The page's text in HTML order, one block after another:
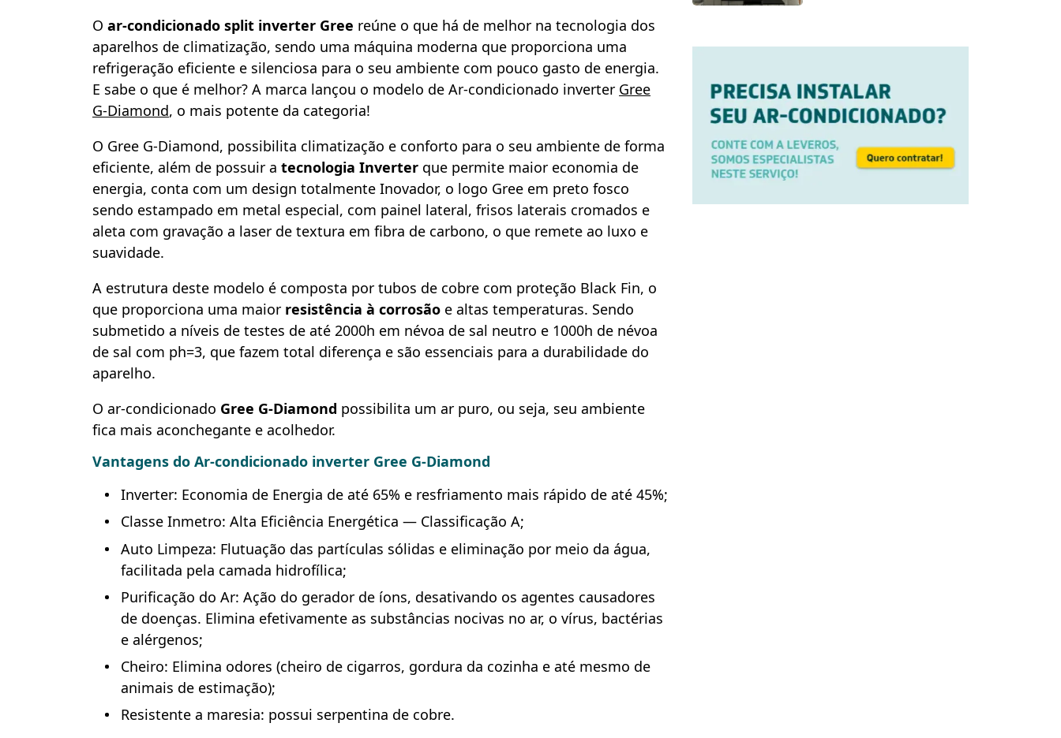
O ar-condicionado split inverter Gree reúne o que há de melhor na tecnologia dos
aparelhos de climatização, sendo uma máquina moderna que proporciona uma
refrigeração eficiente e silenciosa para o seu ambiente com pouco gasto de energia.
E sabe o que é melhor? A marca lançou o modelo de Ar-condicionado inverter Gree
G-Diamond, o mais potente da categoria!
O Gree G-Diamond, possibilita climatização e conforto para o seu ambiente de forma
eficiente, além de possuir a tecnologia Inverter que permite maior economia de
energia, conta com um design totalmente Inovador, o logo Gree em preto fosco
sendo estampado em metal especial, com painel lateral, frisos laterais cromados e
aleta com gravação a laser de textura em fibra de carbono, o que remete ao luxo e
suavidade.
A estrutura deste modelo é composta por tubos de cobre com proteção Black Fin, o
que proporciona uma maior resistência à corrosão e altas temperaturas. Sendo
submetido a níveis de testes de até 2000h em névoa de sal neutro e 1000h de névoa
de sal com ph=3, que fazem total diferença e são essenciais para a durabilidade do
aparelho.
O ar-condicionado Gree G-Diamond possibilita um ar puro, ou seja, seu ambiente
fica mais aconchegante e acolhedor.
Vantagens do Ar-condicionado inverter Gree G-Diamond
Inverter: Economia de Energia de até 65% e resfriamento mais rápido de até 45%;
Classe Inmetro: Alta Eficiência Energética — Classificação A;
Auto Limpeza: Flutuação das partículas sólidas e eliminação por meio da água,
facilitada pela camada hidrofílica;
Purificação do Ar: Ação do gerador de íons, desativando os agentes causadores
de doenças. Elimina efetivamente as substâncias nocivas no ar, o vírus, bactérias
e alérgenos;
Cheiro: Elimina odores (cheiro de cigarros, gordura da cozinha e até mesmo de
animais de estimação);
Resistente a maresia: possui serpentina de cobre.